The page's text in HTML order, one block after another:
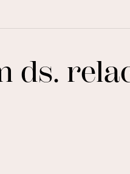
ds.